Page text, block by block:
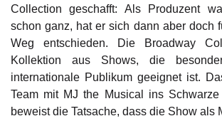
Collection geschafft: Als Produzent
schon ganz, hat er sich dann aber doch
Weg entschieden. Die Broadway
Kollektion aus Shows, die
internationale Publikum geeignet ist.
Team mit MJ the Musical ins Schwarze
beweist die Tatsache, dass die Show als